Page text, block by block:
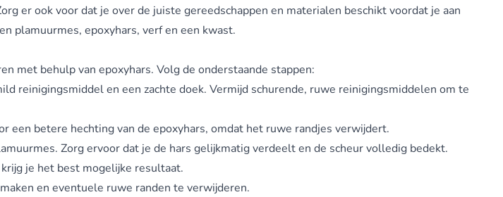
er ook voor dat je over de juiste gereedschappen en materialen beschikt voordat je aan
plamuurmes, epoxyhars, verf en een kwast.
met behulp van epoxyhars. Volg de onderstaande stappen:
reinigingsmiddel en een zachte doek. Vermijd schurende, ruwe reinigingsmiddelen om te
een betere hechting van de epoxyhars, omdat het ruwe randjes verwijdert.
Zorg ervoor dat je de hars gelijkmatig verdeelt en de scheur volledig bedekt.
je het best mogelijke resultaat.
en eventuele ruwe randen te verwijderen.